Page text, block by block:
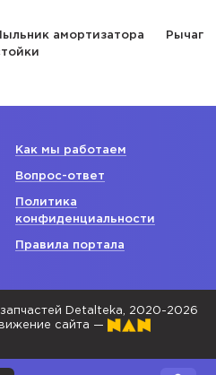
амортизатора
Рычаг
Как мы работаем
Вопрос-ответ
Политика
конфиденциальности
Правила портала
Detalteka, 2020-2026
сайта —